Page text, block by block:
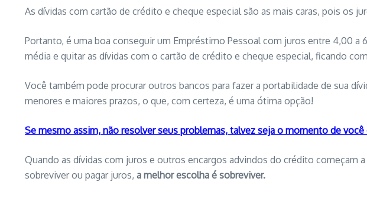
As dívidas com cartão de crédito e cheque especial são as mais caras, pois os
Portanto, é uma boa conseguir um Empréstimo Pessoal com juros entre 4,00 a
média e quitar as dívidas com o cartão de crédito e cheque especial, ficando
Você também pode procurar outros bancos para fazer a portabilidade de sua
menores e maiores prazos, o que, com certeza, é uma ótima opção!
Se mesmo assim, não resolver seus problemas, talvez seja o momento de você
Quando as dívidas com juros e outros encargos advindos do crédito começam
sobreviver ou pagar juros, a melhor escolha é sobreviver.